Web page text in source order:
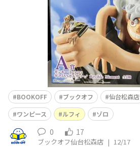
BOOKOFF ブックオフ 仙台松森店
ワンピース
ルフィ ゾロ
0 17
ブックオフ仙台松森店 | 12/17